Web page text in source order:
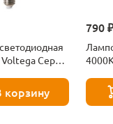
Серия
корзину
790